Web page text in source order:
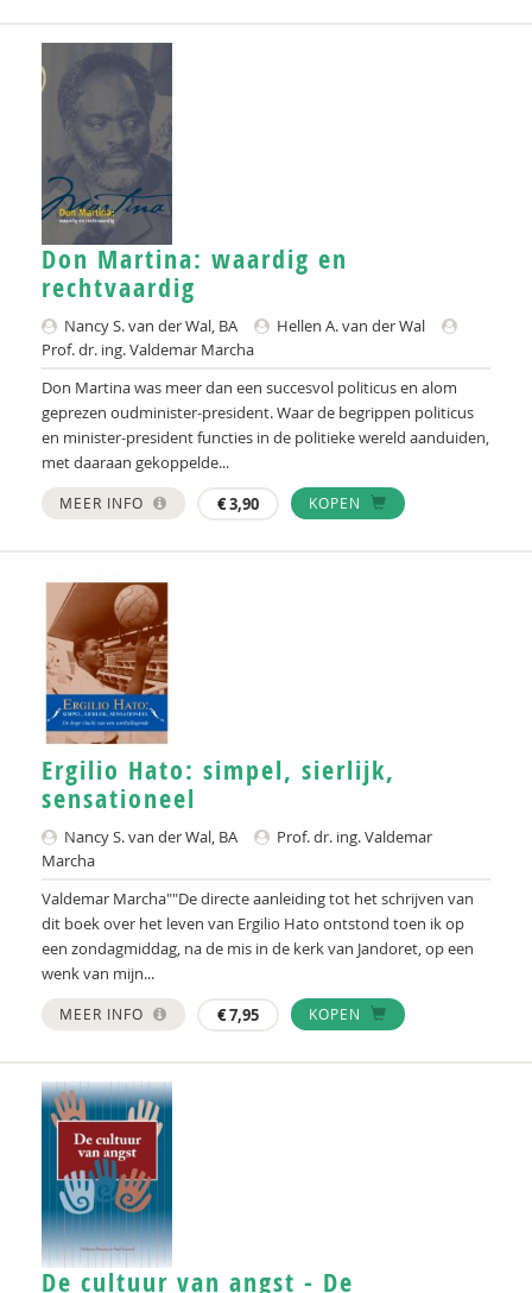
Don Martina: waardig en
rechtvaardig
Nancy S. van der Wal, BA
Hellen A. van der Wal
Prof. dr. ing. Valdemar Marcha
Don Martina was meer dan een succesvol politicus en alom
geprezen oudminister-president. Waar de begrippen politicus
en minister-president functies in de politieke wereld aanduiden,
met daaraan gekoppelde...
MEER INFO €3,90 KOPEN
Ergilio Hato: simpel, sierlijk,
sensationeel
Nancy S. van der Wal, BA
Prof. dr. ing. Valdemar
Marcha
Valdemar Marcha""De directe aanleiding tot het schrijven van
dit boek over het leven van Ergilio Hato ontstond toen ik op
een zondagmiddag, na de mis in de kerk van Jandoret, op een
wenk van mijn...
MEER INFO €7,95 KOPEN
De cultuur van angst - De